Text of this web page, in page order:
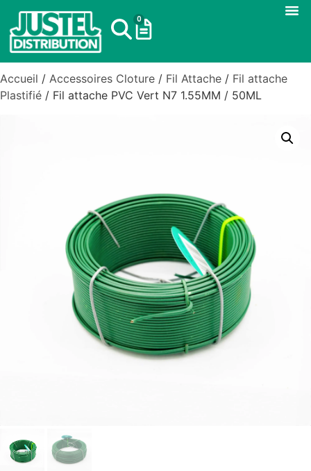
0
Accueil / Accessoires Cloture / Fil Attache / Fil attache
Plastifié / Fil attache PVC Vert N7 1.55MM / 50ML